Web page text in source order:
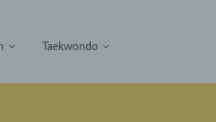
Taekwondo